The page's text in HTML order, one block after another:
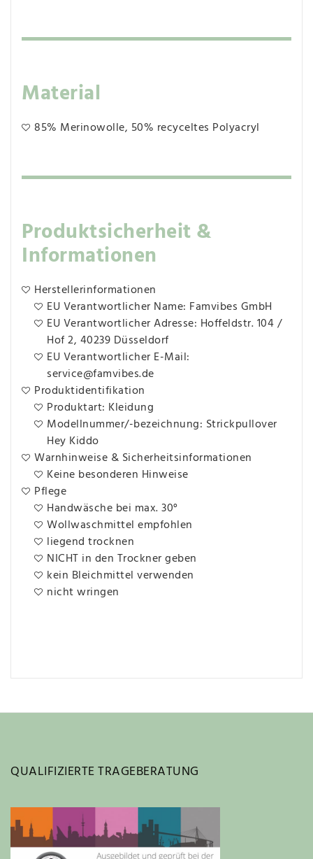
Material
85% Merinowolle, 50% recyceltes Polyacryl
Produktsicherheit &
Informationen
Herstellerinformationen
EU Verantwortlicher Name: Famvibes GmbH
EU Verantwortlicher Adresse: Hoffeldstr. 104 /
Hof 2, 40239 Düsseldorf
EU Verantwortlicher E-Mail:
service@famvibes.de
Produktidentifikation
Produktart: Kleidung
Modellnummer/-bezeichnung: Strickpullover
Hey Kiddo
Warnhinweise & Sicherheitsinformationen
Keine besonderen Hinweise
Pflege
Handwäsche bei max. 30°
Wollwaschmittel empfohlen
liegend trocknen
NICHT in den Trockner geben
kein Bleichmittel verwenden
nicht wringen
QUALIFIZIERTE TRAGEBERATUNG